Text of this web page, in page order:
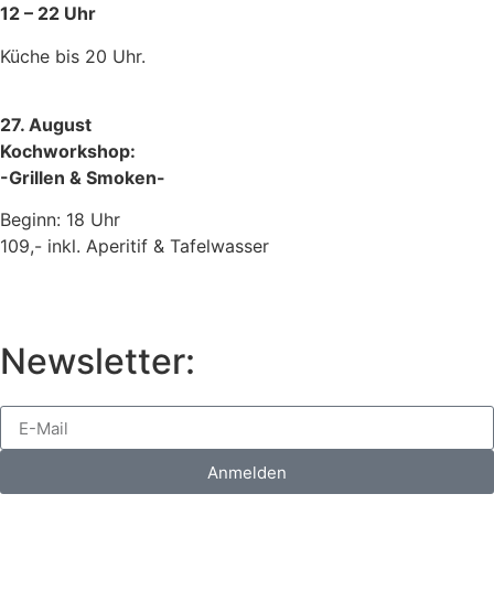
12 – 22 Uhr
Küche bis 20 Uhr.
27. August
Kochworkshop:
-Grillen & Smoken-
Beginn: 18 Uhr
109,- inkl. Aperitif & Tafelwasser
Newsletter:
Anmelden